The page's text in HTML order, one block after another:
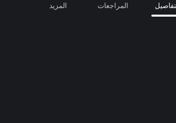
المراجعات المزيد